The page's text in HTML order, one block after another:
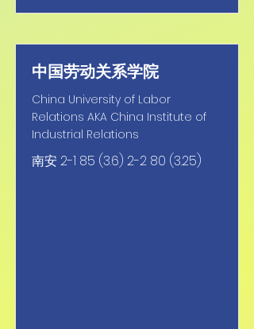
中国劳动关系学院
China University of Labor
Relations AKA China Institute of
Industrial Relations
南安2-1 85 (3.6) 2-2 80 (3.25)